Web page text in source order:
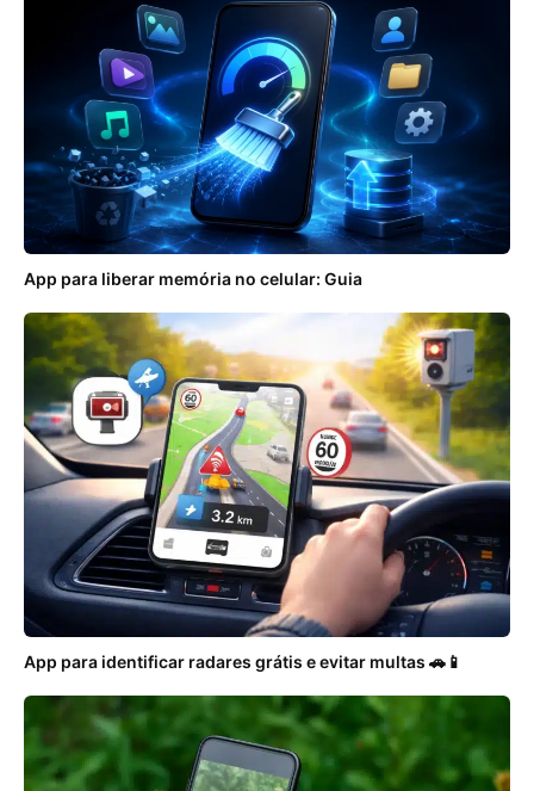
App para liberar memória no celular: Guia
App para identificar radares grátis e evitar multas 🚗📱